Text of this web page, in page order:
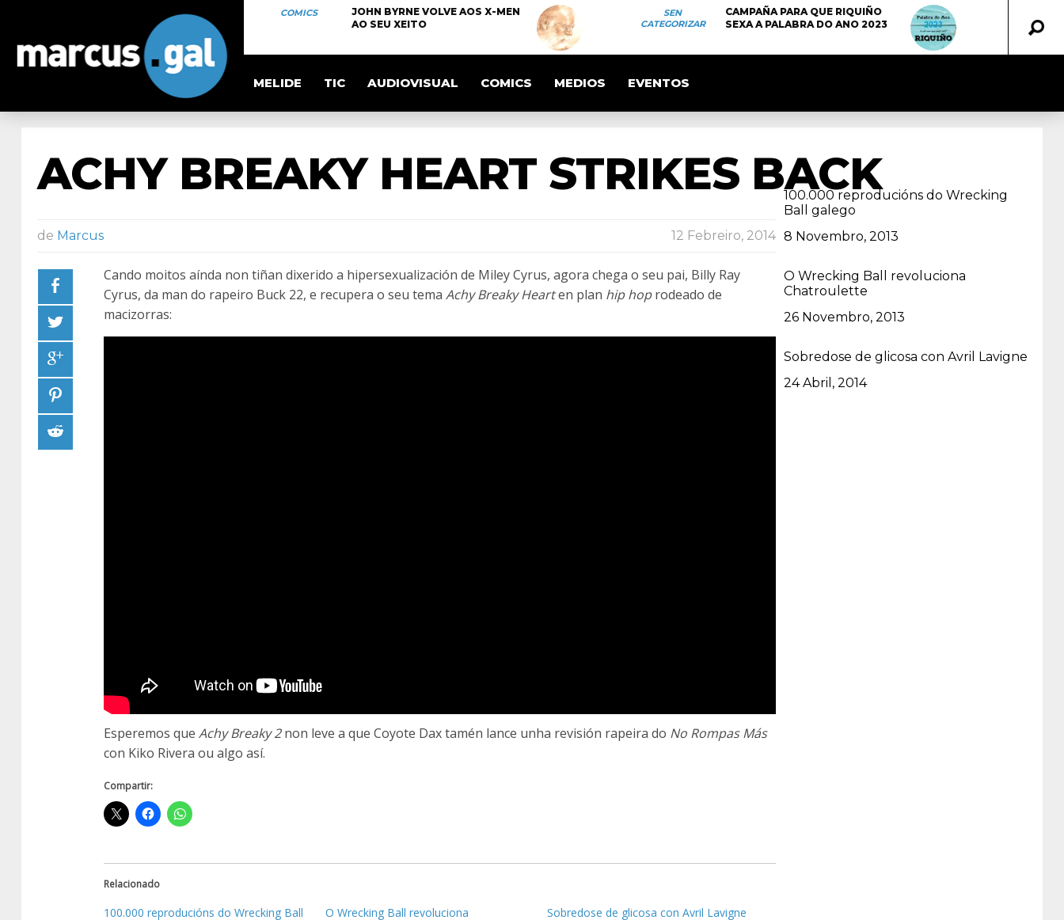
COMICS
JOHN BYRNE VOLVE AOS X-MEN
AO SEU XEITO
SEN
CATEGORIZAR
CAMPAÑA PARA QUE RIQUIÑO
SEXA A PALABRA DO ANO 2023
MELIDE TIC AUDIOVISUAL COMICS MEDIOS EVENTOS
ACHY BREAKY HEART STRIKES BACK
de Marcus 12 Febreiro, 2014
Cando moitos aínda non tiñan dixerido a hipersexualización de Miley Cyrus, agora chega o seu pai, Billy Ray
Cyrus, da man do rapeiro Buck 22, e recupera o seu tema Achy Breaky Hearten plan hip hoprodeado de
macizorras:
Esperemos que Achy Breaky 2non leve a que Coyote Dax tamén lance unha revisión rapeira do No Rompas Más
con Kiko Rivera ou algo así.
Compartir:
Relacionado
100.000 reproducións do Wrecking Ball
O Wrecking Ball revoluciona
Sobredose de glicosa con Avril Lavigne
100.000 reproducións do Wrecking
Ball galego
Data
8 Novembro, 2013
O Wrecking Ball revoluciona
Chatroulette
Data
26 Novembro, 2013
Sobredose de glicosa con Avril Lavigne
Data
24 Abril, 2014